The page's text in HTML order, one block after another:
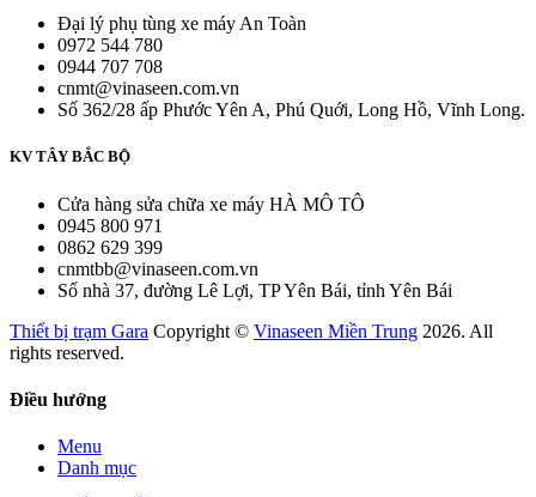
Đại lý phụ tùng xe máy An Toàn
0972 544 780
0944 707 708
cnmt@vinaseen.com.vn
Số 362/28 ấp Phước Yên A, Phú Quới, Long Hồ, Vĩnh Long.
KV TÂY BẮC BỘ
Cửa hàng sửa chữa xe máy HÀ MÔ TÔ
0945 800 971
0862 629 399
cnmtbb@vinaseen.com.vn
Số nhà 37, đường Lê Lợi, TP Yên Bái, tỉnh Yên Bái
Thiết bị trạm Gara Copyright © Vinaseen Miền Trung 2026. All
rights reserved.
Điều hướng
Menu
Danh mục